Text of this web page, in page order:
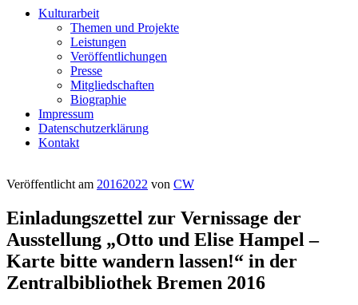
Kulturarbeit
Themen und Projekte
Leistungen
Veröffentlichungen
Presse
Mitgliedschaften
Biographie
Impressum
Datenschutzerklärung
Kontakt
Veröffentlicht am 20162022 von CW
Einladungszettel zur Vernissage der
Ausstellung „Otto und Elise Hampel –
Karte bitte wandern lassen!“ in der
Zentralbibliothek Bremen 2016